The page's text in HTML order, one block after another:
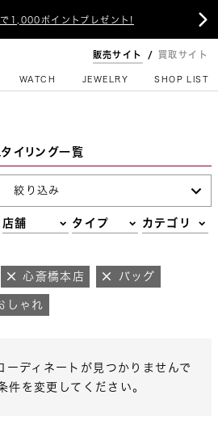
1,000ポイントプレゼント! 
販売サイト 買取サイト
WATCH JEWELRY SHOP LIST
タイリング一覧
絞り込み
店舗 タイプ カテゴリ
心斎橋本店 バッグ
しゃれ
ーディネートが見つかりませんで
件を変更してください。